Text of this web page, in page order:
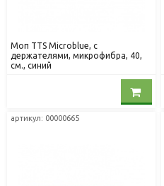
Моп TTS Microblue, с
держателями, микрофибра, 40,
см., синий
артикул: 00000665